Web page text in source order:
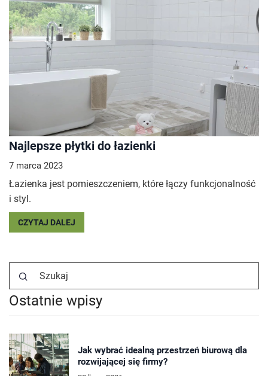
Najlepsze płytki do łazienki
7 marca 2023
Łazienka jest pomieszczeniem, które łączy funkcjonalność
i styl.
CZYTAJ DALEJ
Ostatnie wpisy
Jak wybrać idealną przestrzeń biurową dla
rozwijającej się firmy?